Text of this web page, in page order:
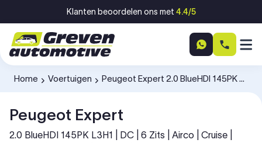
Ga naar inhoudKlanten beoordelen ons met 4.4/5
Home
-
Voertuigen
-
Peugeot Expert 2.0 BlueHDI 145PK L3H1 V52PHG
Peugeot Expert
2.0 BlueHDI 145PK L3H1 | DC | 6 Zits | Airco | Cruise |